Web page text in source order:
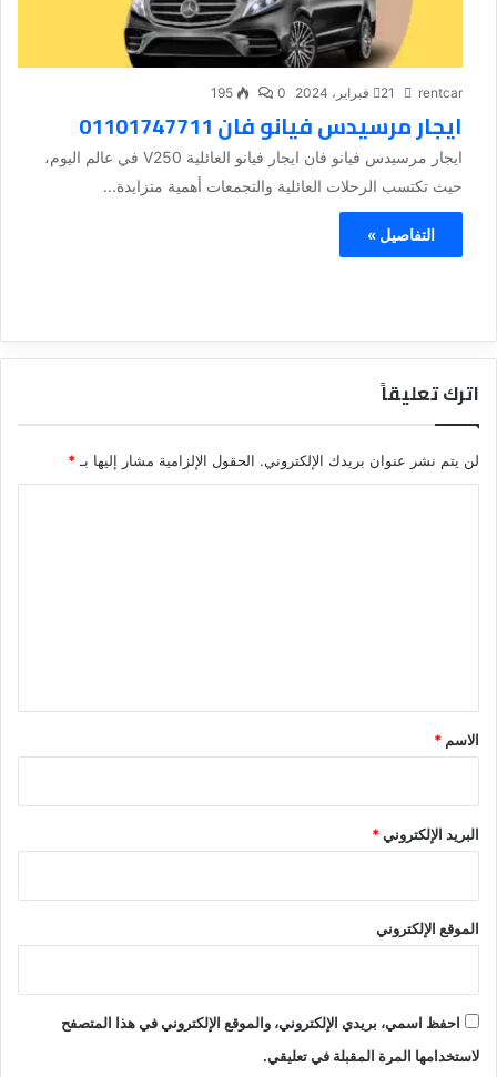
rentcar 21 فبراير، 2024 0
195
ايجار مرسيدس فيانو فان 01101747711
ايجار مرسيدس فيانو فان ايجار فيانو العائلية V250 في عالم اليوم،
حيث تكتسب الرحلات العائلية والتجمعات أهمية متزايدة...
التفاصيل »
اترك تعليقاً
لن يتم نشر عنوان بريدك الإلكتروني. الحقول الإلزامية مشار إليها بـ*
*
الاسم *
البريد الإلكتروني*
الموقع الإلكتروني
احفظ اسمي، بريدي الإلكتروني، والموقع الإلكتروني في هذا المتصفح
لاستخدامها المرة المقبلة في تعليقي.